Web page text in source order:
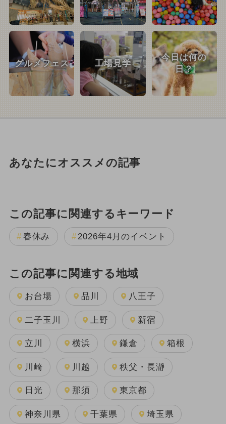
グルメフェス 工場見学
今日は何の
日？
あなたにオススメの記事
この記事に関連するキーワード
春休み 2026年4月のイベント
この記事に関連する地域
お台場 品川 八王子
二子玉川 上野 新宿
立川 横浜 鎌倉 箱根
川崎 川越 秩父・長瀞
日光 那須 東京都
神奈川県 千葉県 埼玉県